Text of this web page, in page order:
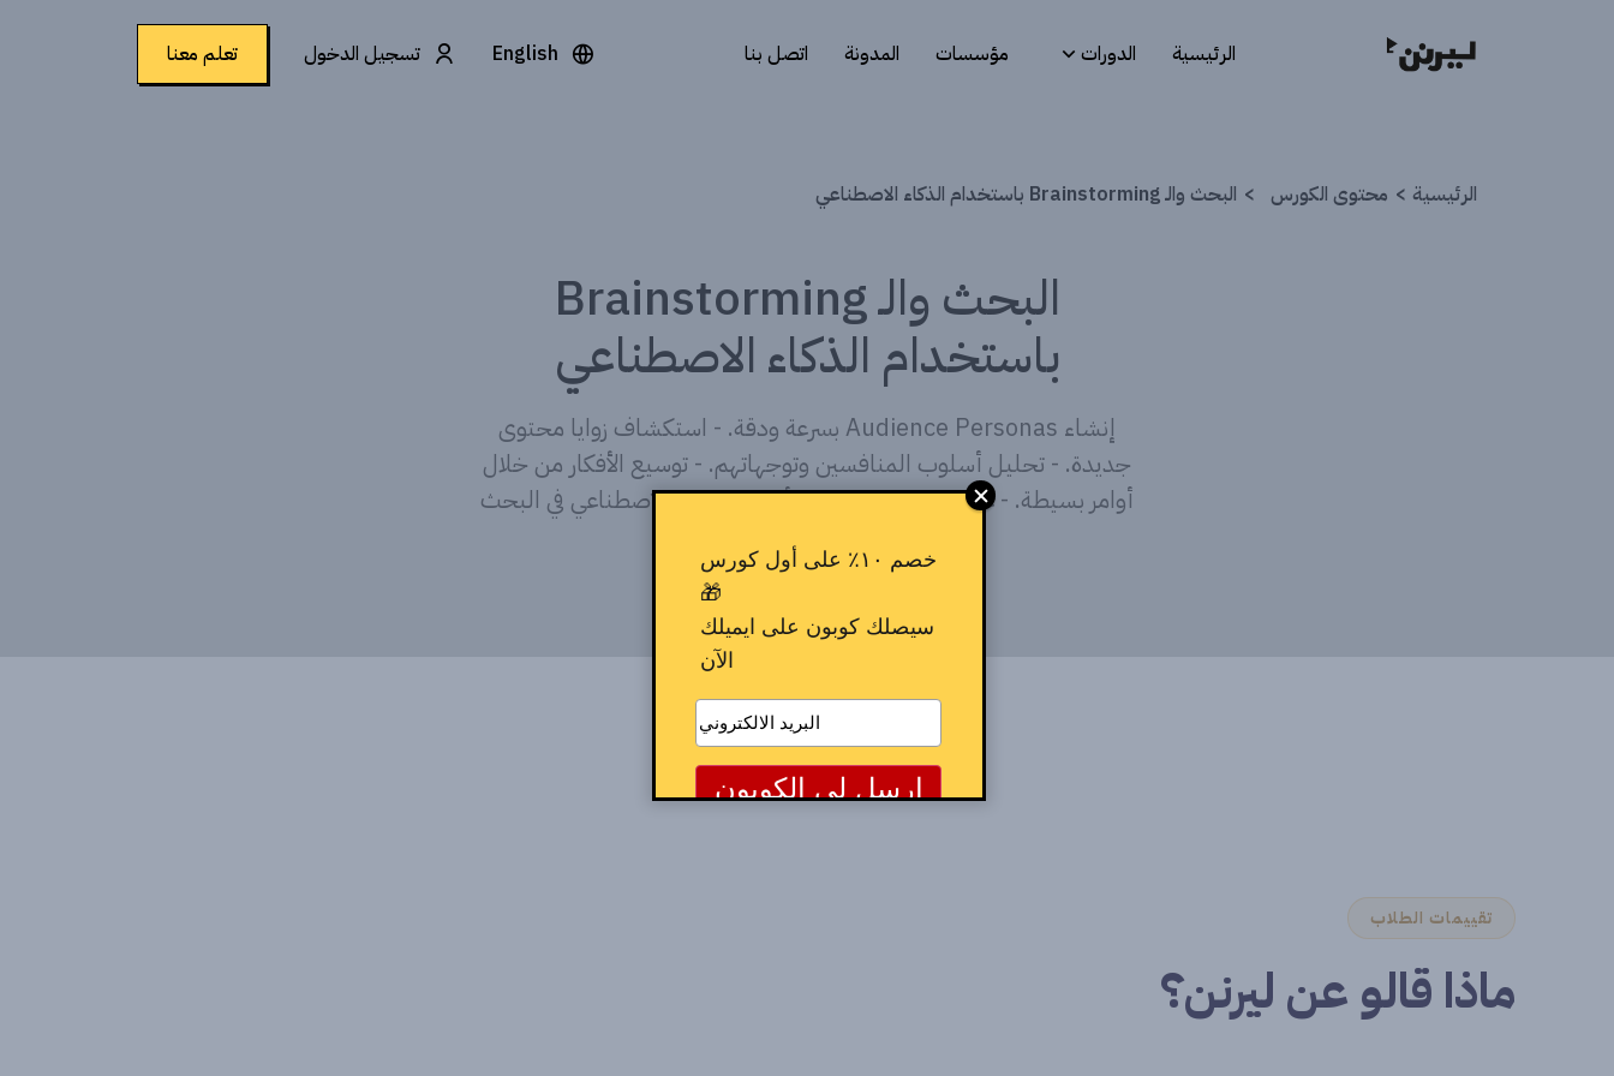
الرئيسية الدورات مؤسسات المدونة اتصل بنا English تسجيل الدخول تعلم معنا
الرئيسية محتوى الكورس البحث والـ Brainstorming باستخدام الذكاء الاصطناعي
البحث والـ Brainstorming
باستخدام الذكاء الاصطناعي
إنشاء Audience Personas بسرعة ودقة. - استكشاف زوايا محتوى
جديدة. - تحليل أسلوب المنافسين وتوجهاتهم. - توسيع الأفكار من خلال
أوامر بسيطة. - عرض عملي لاستخدام أدوات الذكاء الاصطناعي في البحث
السريع وتوليد الأفكار.
تقييمات الطلاب
ماذا قالو عن ليرنن؟
خصم ١٠٪ على أول كورس
🎁
سيصلك كوبون على ايميلك
الآن